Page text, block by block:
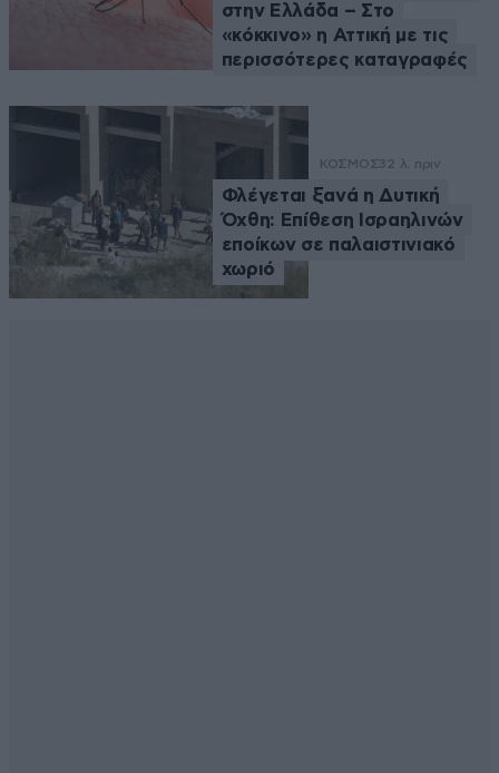
στην Ελλάδα – Στο
«κόκκινο» η Αττική με τις
περισσότερες καταγραφές
ΚΟΣΜΟΣ32 λ. πριν
Φλέγεται ξανά η Δυτική
Όχθη: Επίθεση Ισραηλινών
εποίκων σε παλαιστινιακό
χωριό